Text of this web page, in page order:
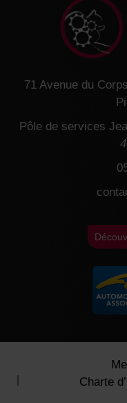
71 Avenue du
Pôle de services
Charte